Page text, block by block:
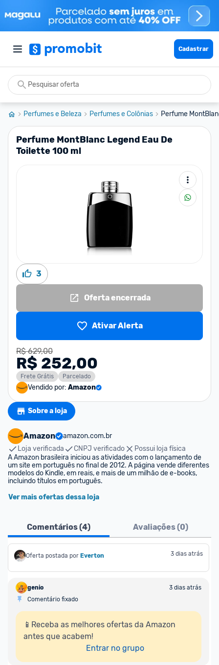
Cadastrar
Perfumes e Beleza Perfumes e Colônias Perfume
Perfume MontBlanc Legend Eau De
Toilette 100 ml
3
Oferta encerrada
Ativar Alerta
R$ 629,00
R$ 252,00
Frete Grátis Parcelado
Vendido por: Amazon
Sobre a loja
Amazon
amazon.com.br
Loja verificada
CNPJ verificado
Possui loja física
A Amazon brasileira iniciou as atividades com o lançamento de
um site em português no final de 2012. A página vende diferentes
modelos do Kindle, em reais, e mais de um milhão de e-books,
incluindo títulos em português.
Ver mais ofertas dessa loja
Comentários (4) Avaliações (0)
Oferta postada por Everton 3 dias atrás
genio
3 dias atrás
Comentário fixado
📱Receba as melhores ofertas da Amazon
antes que acabem!
Entrar no grupo